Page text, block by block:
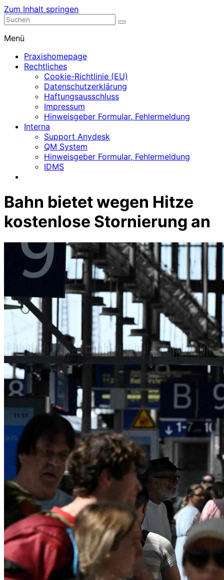
Zum Inhalt springen
Nephrologische Praxis mit Dialyse
Menü
Praxishomepage
Rechtliches
Cookie-Richtlinie (EU)
Datenschutzerklärung
Haftungsausschluss
Impressum
Hinweisgeber Formular, Fehlermeldung
Interna
Support Anydesk
QM System
Hinweisgeber Formular, Fehlermeldung
IDMS
Bahn bietet wegen Hitze
kostenlose Stornierung an